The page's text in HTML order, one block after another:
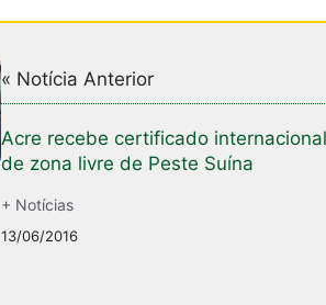
« Notícia Anterior
Acre recebe certificado internacional
de zona livre de Peste Suína
+ Notícias
13/06/2016